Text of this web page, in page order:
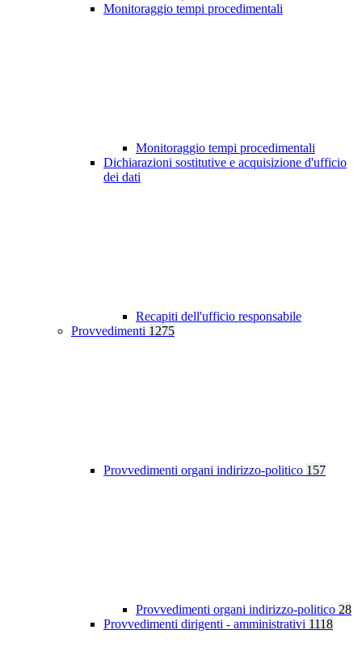
Monitoraggio tempi procedimentali
Monitoraggio tempi procedimentali
Dichiarazioni sostitutive e acquisizione d'ufficio
dei dati
Recapiti dell'ufficio responsabile
Provvedimenti 1275
Provvedimenti organi indirizzo-politico 157
Provvedimenti organi indirizzo-politico 28
Provvedimenti dirigenti - amministrativi 1118